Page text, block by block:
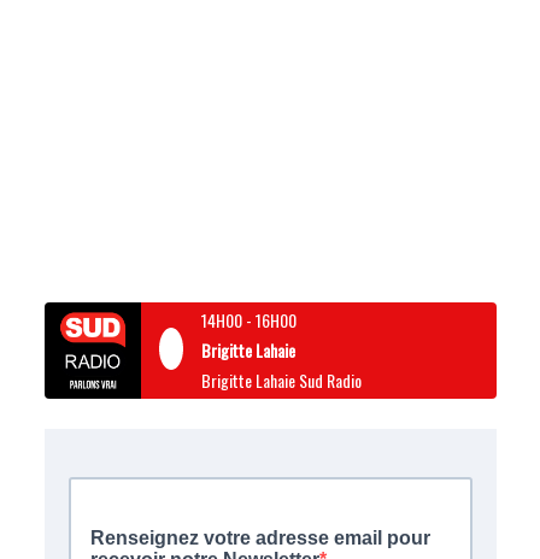
14H00-16H00
Brigitte Lahaie
Brigitte Lahaie Sud Radio